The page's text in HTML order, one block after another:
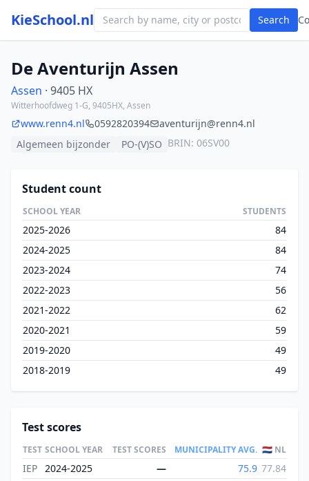
KieSchool.nl Search
De Aventurijn Assen
Assen · 9405 HX
Witterhoofdweg 1-G, 9405HX, Assen
www.renn4.nl 0592820394
aventurijn@renn4.nl
Algemeen bijzonder
PO-(V)SO BRIN: 06SV00
Student count
SCHOOL YEAR STUDENTS
2025-2026
84
2024-2025
84
2023-2024
74
2022-2023
56
2021-2022
62
2020-2021
59
2019-2020
49
2018-2019
49
Test scores
TEST SCHOOL YEAR TEST SCORES MUNICIPALITY AVG. 🇳🇱 NL
IEP 2024-2025 — 75.9 77.84